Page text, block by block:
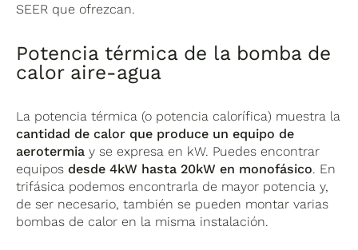
SEER que ofrezcan.
Potencia térmica de la bomba de
calor aire-agua
La potencia térmica (o potencia calorífica) muestra la
cantidad de calor que produce un equipo de
aerotermia y se expresa en kW. Puedes encontrar
equipos desde 4kW hasta 20kW en monofásico. En
trifásica podemos encontrarla de mayor potencia y,
de ser necesario, también se pueden montar varias
bombas de calor en la misma instalación.